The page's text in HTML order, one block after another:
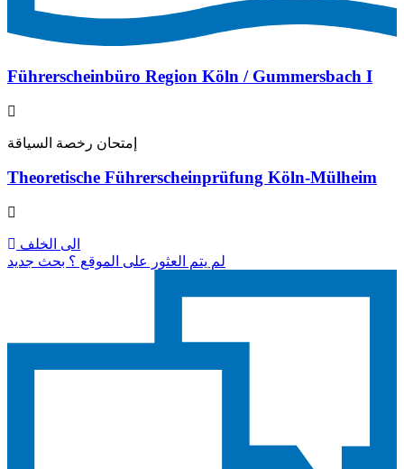
Führerscheinbüro Region Köln / Gummersbach I
إمتحان رخصة السياقة
Theoretische Führerscheinprüfung Köln-Mülheim
الى الخلف
لم يتم العثور على الموقع ؟ بحث جديد